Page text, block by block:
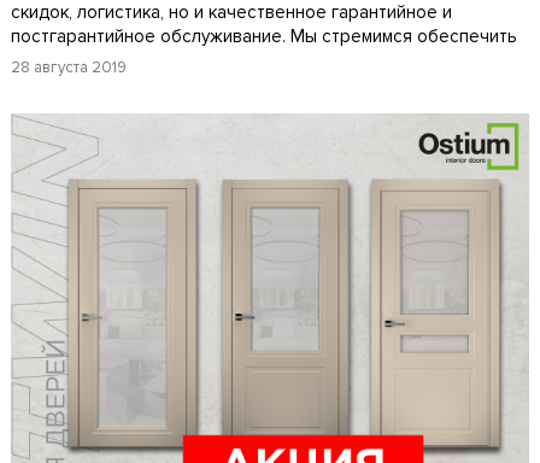
скидок, логистика, но и качественное гарантийное и
постгарантийное обслуживание. Мы стремимся обеспечить
лучшее качество и сервис для наших клиентов,
28 августа 2019